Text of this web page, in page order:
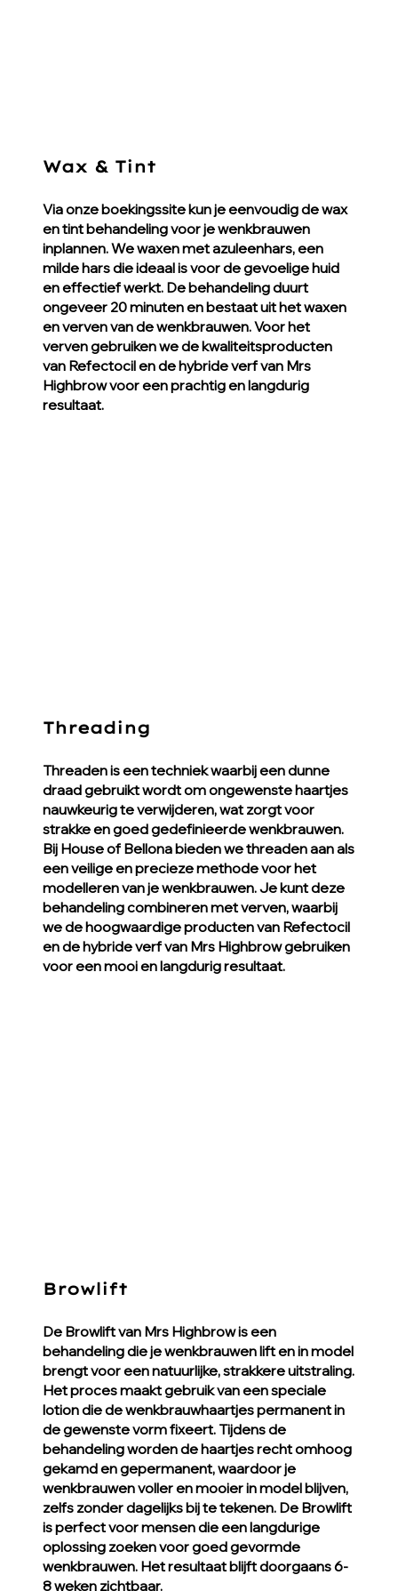
Threaden is een techniek waarbij een dunne
draad gebruikt wordt om ongewenste haartjes
nauwkeurig te verwijderen, wat zorgt voor
strakke en goed gedefinieerde wenkbrauwen.
Bij House of Bellona bieden we threaden aan als
een veilige en precieze methode voor het
modelleren van je wenkbrauwen. Je kunt deze
behandeling combineren met verven, waarbij
we de hoogwaardige producten van Refectocil
en de hybride verf van Mrs Highbrow gebruiken
voor een mooi en langdurig resultaat.
Threading
Via onze boekingssite kun je eenvoudig de wax
en tint behandeling voor je wenkbrauwen
inplannen. We waxen met azuleenhars, een
milde hars die ideaal is voor de gevoelige huid
en effectief werkt. De behandeling duurt
ongeveer 20 minuten en bestaat uit het waxen
en verven van de wenkbrauwen. Voor het
verven gebruiken we de kwaliteitsproducten
van Refectocil en de hybride verf van Mrs
Highbrow voor een prachtig en langdurig
resultaat.
Wax & Tint
De Browlift van Mrs Highbrow is een
behandeling die je wenkbrauwen lift en in model
brengt voor een natuurlijke, strakkere uitstraling.
Het proces maakt gebruik van een speciale
lotion die de wenkbrauwhaartjes permanent in
de gewenste vorm fixeert. Tijdens de
behandeling worden de haartjes recht omhoog
gekamd en gepermanent, waardoor je
wenkbrauwen voller en mooier in model blijven,
zelfs zonder dagelijks bij te tekenen. De Browlift
is perfect voor mensen die een langdurige
oplossing zoeken voor goed gevormde
wenkbrauwen. Het resultaat blijft doorgaans 6-
8 weken zichtbaar.
Browlift